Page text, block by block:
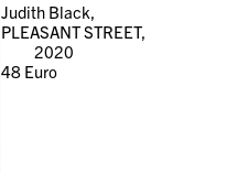
Judith Black,
PLEASANT STREET,
2020
48Euro